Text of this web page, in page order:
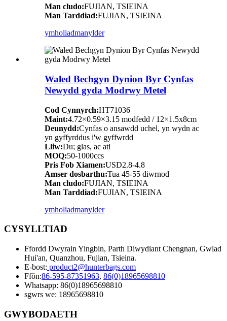
Man cludo:FUJIAN, TSIEINA
Man Tarddiad:FUJIAN, TSIEINA
ymholiadmanylder
Waled Bechgyn Dynion Byr Cynfas
Newydd gyda Modrwy Metel
Cod Cynnyrch:HT71036
Maint:4.72×0.59×3.15 modfedd / 12×1.5x8cm
Deunydd:Cynfas o ansawdd uchel, yn wydn ac
yn gyffyrddus i'w gyffwrdd
Lliw:Du; glas, ac ati
MOQ:50-1000ccs
Pris Fob Xiamen:USD2.8-4.8
Amser dosbarthu:Tua 45-55 diwrnod
Man cludo:FUJIAN, TSIEINA
Man Tarddiad:FUJIAN, TSIEINA
ymholiadmanylder
CYSYLLTIAD
Ffordd Dwyrain Yingbin, Parth Diwydiant Chengnan, Gwlad
Hui'an, Quanzhou, Fujian, Tsieina.
E-bost: product2@hunterbags.com
Ffôn:86-595-87351963, 86(0)18965698810
Whatsapp: 86(0)18965698810
sgwrs we: 18965698810
GWYBODAETH